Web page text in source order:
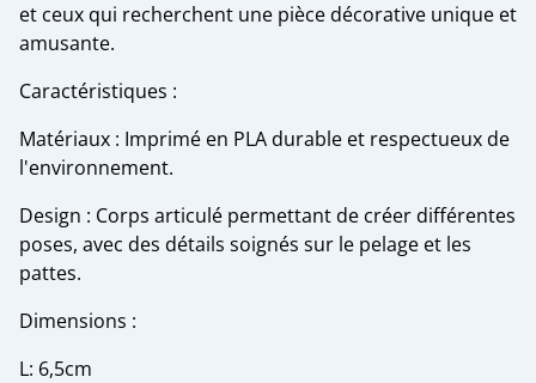
et ceux qui recherchent une pièce décorative unique et
amusante.
Caractéristiques :
Matériaux : Imprimé en PLA durable et respectueux de
l'environnement.
Design : Corps articulé permettant de créer différentes
poses, avec des détails soignés sur le pelage et les
pattes.
Dimensions :
L: 6,5cm